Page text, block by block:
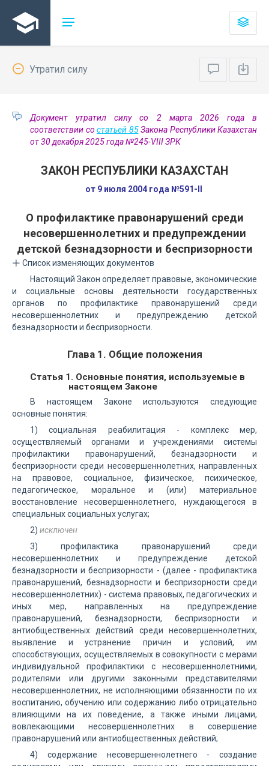
Утратил силу
Документ утратил силу со 2 марта 2026 года в
соответствии со статьей 85Закона Республики Казахстан
от 30 декабря 2025 года №245-VIII ЗРК
ЗАКОН РЕСПУБЛИКИ КАЗАХСТАН
от 9 июля 2004 года №591-II
О профилактике правонарушений среди
несовершеннолетних и предупреждении
детской безнадзорности и беспризорности
Список изменяющих документов
Настоящий Закон определяет правовые, экономические
и социальные основы деятельности государственных
органов по профилактике правонарушений среди
несовершеннолетних и предупреждению детской
безнадзорности и беспризорности.
Глава 1. Общие положения
Статья 1. Основные понятия, используемые в
настоящем Законе
В настоящем Законе используются следующие
основные понятия:
1) социальная реабилитация - комплекс мер,
осуществляемый органами и учреждениями системы
профилактики правонарушений, безнадзорности и
беспризорности среди несовершеннолетних, направленных
на правовое, социальное, физическое, психическое,
педагогическое, моральное и (или) материальное
восстановление несовершеннолетнего, нуждающегося в
специальных социальных услугах;
2) исключен
3) профилактика правонарушений среди
несовершеннолетних и предупреждение детской
безнадзорности и беспризорности - (далее - профилактика
правонарушений, безнадзорности и беспризорности среди
несовершеннолетних) - система правовых, педагогических и
иных мер, направленных на предупреждение
правонарушений, безнадзорности, беспризорности и
антиобщественных действий среди несовершеннолетних,
выявление и устранение причин и условий, им
способствующих, осуществляемых в совокупности с мерами
индивидуальной профилактики с несовершеннолетними,
родителями или другими законными представителями
несовершеннолетних, не исполняющими обязанности по их
воспитанию, обучению или содержанию либо отрицательно
влияющими на их поведение, а также иными лицами,
вовлекающими несовершеннолетних в совершение
правонарушений или антиобщественных действий;
4) содержание несовершеннолетнего - создание